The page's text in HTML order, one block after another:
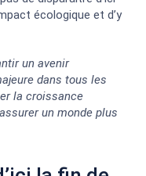
écologique et d’y
un avenir
dans tous les
la croissance
un monde plus